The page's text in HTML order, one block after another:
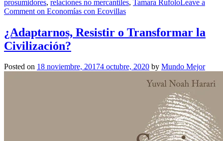
prosumidores, relaciones no mercantiles, Tamara Rufolo Leave a
Comment on Economías con Ecovillas
¿Adaptarnos, Resistir o Transformar la
Civilización?
Posted on 18 noviembre, 20174 octubre, 2020 by Mundo Mejor